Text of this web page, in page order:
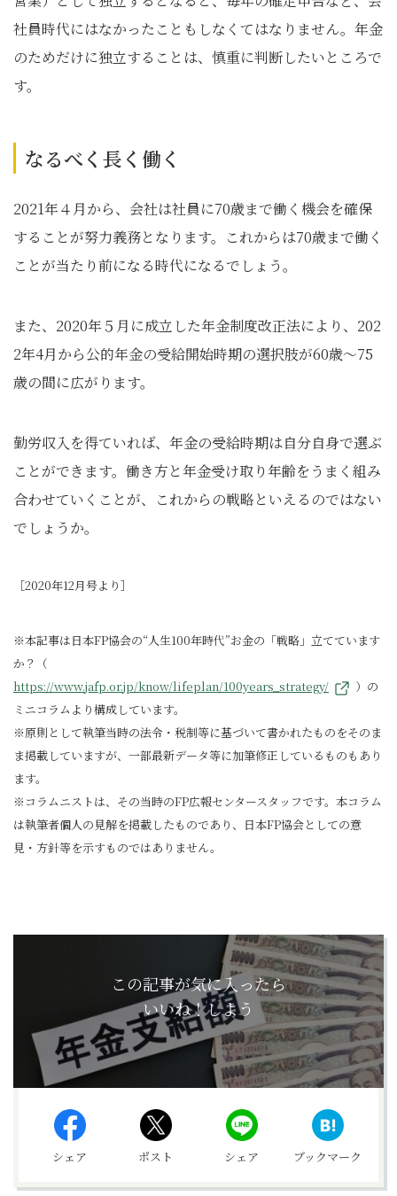
社員時代にはなかったこともしなくてはなりません。年金
のためだけに独立することは、慎重に判断したいところで
す。
なるべく長く働く
2021年４月から、会社は社員に70歳まで働く機会を確保
することが努力義務となります。これからは70歳まで働く
ことが当たり前になる時代になるでしょう。
また、2020年５月に成立した年金制度改正法により、202
2年4月から公的年金の受給開始時期の選択肢が60歳～75
歳の間に広がります。
勤労収入を得ていれば、年金の受給時期は自分自身で選ぶ
ことができます。働き方と年金受け取り年齢をうまく組み
合わせていくことが、これからの戦略といえるのではない
でしょうか。
［2020年12月号より］
※本記事は日本FP協会の“人生100年時代”お金の「戦略」立てています
か？（
https://www.jafp.or.jp/know/lifeplan/100years_strategy/
）の
ミニコラムより構成しています。
※原則として執筆当時の法令・税制等に基づいて書かれたものをそのま
ま掲載していますが、一部最新データ等に加筆修正しているものもあり
ます。
※コラムニストは、その当時のFP広報センタースタッフです。本コラム
は執筆者個人の見解を掲載したものであり、日本FP協会としての意
見・方針等を示すものではありません。
この記事が気に入ったら
いいね！しよう
シェア ポスト シェア ブックマーク